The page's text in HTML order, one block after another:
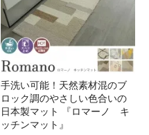
手洗い可能！天然素材混のブ
ロック調のやさしい色合いの
日本製マット 『ロマーノ キ
ッチンマット』